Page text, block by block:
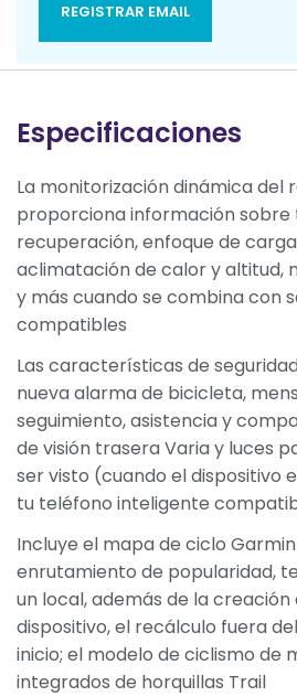
REGISTRAR EMAIL
Especificaciones
La monitorización dinámica del
proporciona información sobre
recuperación, enfoque de
aclimatación de calor y altitud,
y más cuando se combina con
compatibles
Las características de
nueva alarma de bicicleta,
seguimiento, asistencia y
de visión trasera Varia y luces
ser visto (cuando el dispositivo
tu teléfono inteligente
Incluye el mapa de ciclo
enrutamiento de popularidad,
un local, además de la creación
dispositivo, el recálculo fuera
inicio; el modelo de ciclismo de
integrados de horquillas Trail